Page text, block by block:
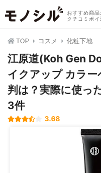
おすすめ商品
クチコミポイ
TOP コスメ 化粧下地
江原道(Koh Gen
イクアップ カラ
判は？実際に使っ
3件
3.68